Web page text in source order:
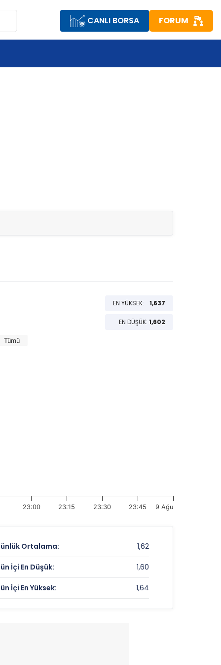
CANLI BORSA FORUM
EN YÜKSEK: 1,637
EN DÜŞÜK: 1,602
Tümü
23:00 23:15 23:30 23:45 9 Ağu
Ortalama: 1,62
İçi En Düşük: 1,60
İçi En Yüksek: 1,64